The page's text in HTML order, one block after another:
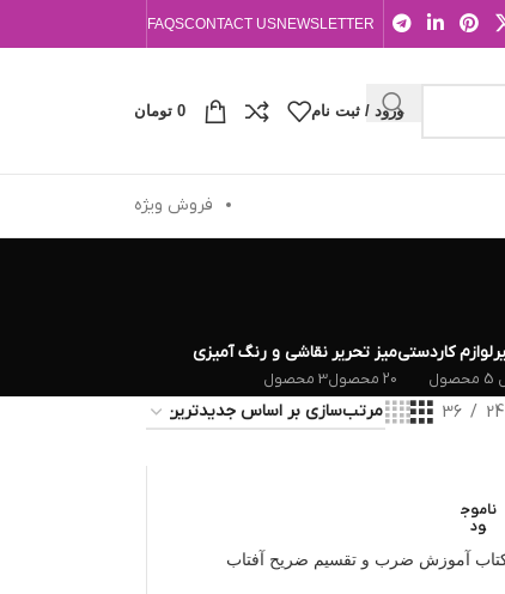
NEWSLETTER
CONTACT US
FAQS
ورود / ثبت نام 0 تومان
فروش ویژه
لوازم کاردستی
5 محصول
میز تحریر
20 محصول
نقاشی و رنگ آمیزی
3 محصول
24
36
ناموج
ود
آموزش ضرب و تقسیم ضریح آفتاب